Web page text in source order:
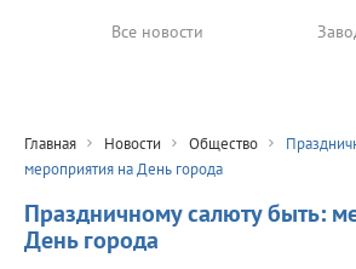
Все новости
Главная Новости Общество
мероприятия на День города
Праздничному салюту быть:
День города